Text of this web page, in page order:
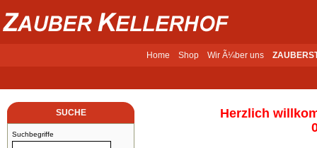
Home Shop Wir Ã¼ber uns
SUCHE
Suchbegriffe
Herzlich